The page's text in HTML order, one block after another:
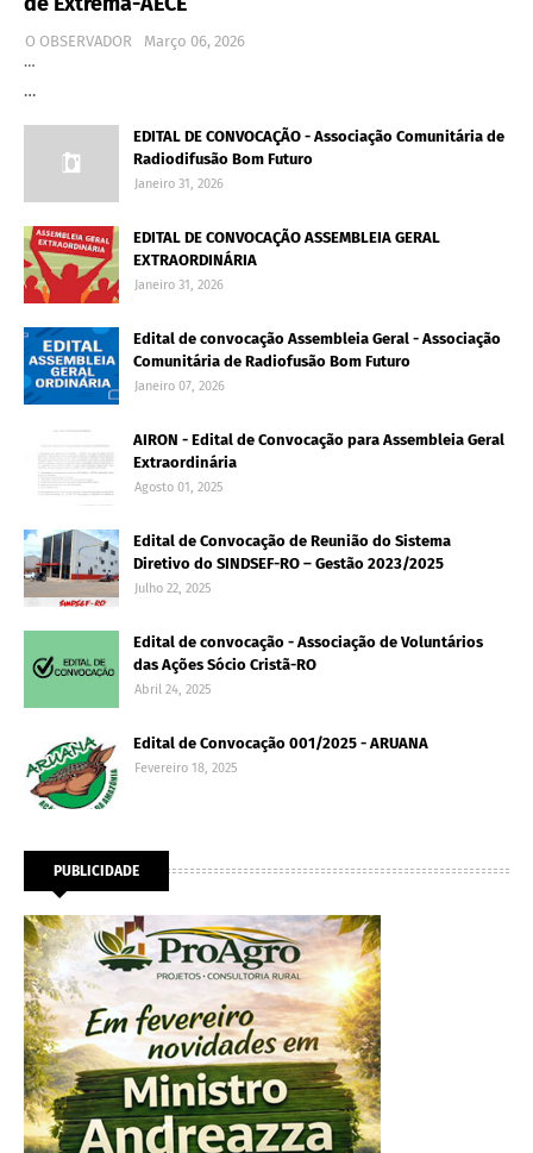
O OBSERVADOR
Março 06, 2026
…
…
EDITAL DE CONVOCAÇÃO - Associação Comunitária de
Radiodifusão Bom Futuro
Janeiro 31, 2026
EDITAL DE CONVOCAÇÃO ASSEMBLEIA GERAL
EXTRAORDINÁRIA
Janeiro 31, 2026
Edital de convocação Assembleia Geral - Associação
Comunitária de Radiofusão Bom Futuro
Janeiro 07, 2026
AIRON - Edital de Convocação para Assembleia Geral
Extraordinária
Agosto 01, 2025
Edital de Convocação de Reunião do Sistema
Diretivo do SINDSEF-RO – Gestão 2023/2025
Julho 22, 2025
Edital de convocação - Associação de Voluntários
das Ações Sócio Cristã-RO
Abril 24, 2025
Edital de Convocação 001/2025 - ARUANA
Fevereiro 18, 2025
PUBLICIDADE